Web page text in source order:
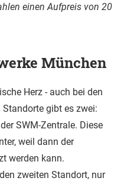
einen Aufpreis von 20
München
Herz - auch bei den
gibt es zwei:
SWM-Zentrale. Diese
weil dann der
werden kann.
zweiten Standort, nur